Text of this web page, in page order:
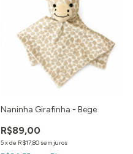
Naninha Girafinha - Bege
R$89,00
5xde R$17,80 sem juros